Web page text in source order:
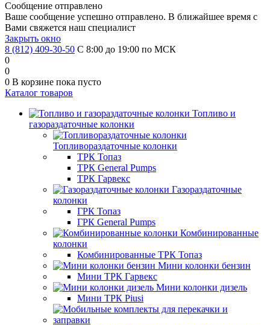
Сообщение отправлено
Ваше сообщение успешно отправлено. В ближайшее время с
Вами свяжется наш специалист
Закрыть окно
8 (812) 409-30-50 С 8:00 до 19:00 по МСК
0
0
0 В корзине пока пусто
Каталог товаров
Топливо и
газораздаточные колонки
Топливораздаточные колонки
ТРК Топаз
ТРК General Pumps
ТРК Гарвекс
Газораздаточные
колонки
ГРК Топаз
ГРК General Pumps
Комбинированные
колонки
Комбинированные ТРК Топаз
Мини колонки бензин
Мини ТРК Гарвекс
Мини колонки дизель
Мини ТРК Piusi